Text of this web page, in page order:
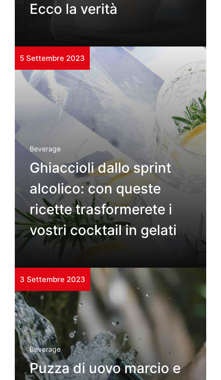
Ecco la verità
5 Settembre 2023
Beverage
Ghiaccioli dallo sprint
alcolico: con queste
ricette trasformerete i
vostri cocktail in gelati
3 Settembre 2023
Beverage
Puzza di uovo marcio e